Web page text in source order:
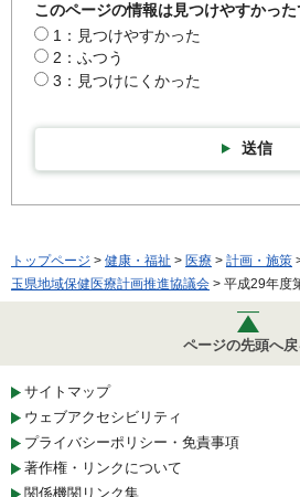
このページの情報は見つけやすかった
1：見つけやすかった
2：ふつう
3：見つけにくかった
送信
トップページ > 健康・福祉 > 医療 > 計画・施策
玉県地域保健医療計画推進協議会 > 平成29年度
ページの先頭へ戻
サイトマップ
ウェブアクセシビリティ
プライバシーポリシー・免責事項
著作権・リンクについて
関係機関リンク集